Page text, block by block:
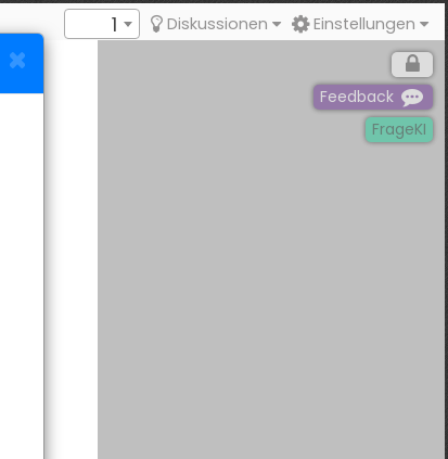
1 Diskussionen Einstellungen
Feedback
FrageKI